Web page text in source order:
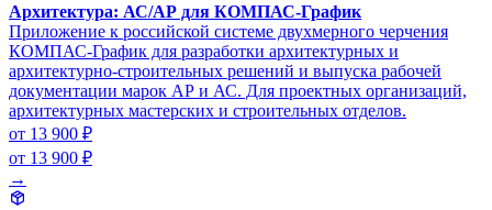
Архитектура: АС/АР для КОМПАС-График
Приложение к российской системе двухмерного черчения
КОМПАС-График для разработки архитектурных и
архитектурно-строительных решений и выпуска рабочей
документации марок АР и АС. Для проектных организаций,
архитектурных мастерских и строительных отделов.
от 13 900 ₽
от 13 900 ₽
→